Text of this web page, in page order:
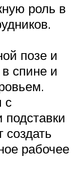
роль в
позе и
спине и
с
создать
рабочее